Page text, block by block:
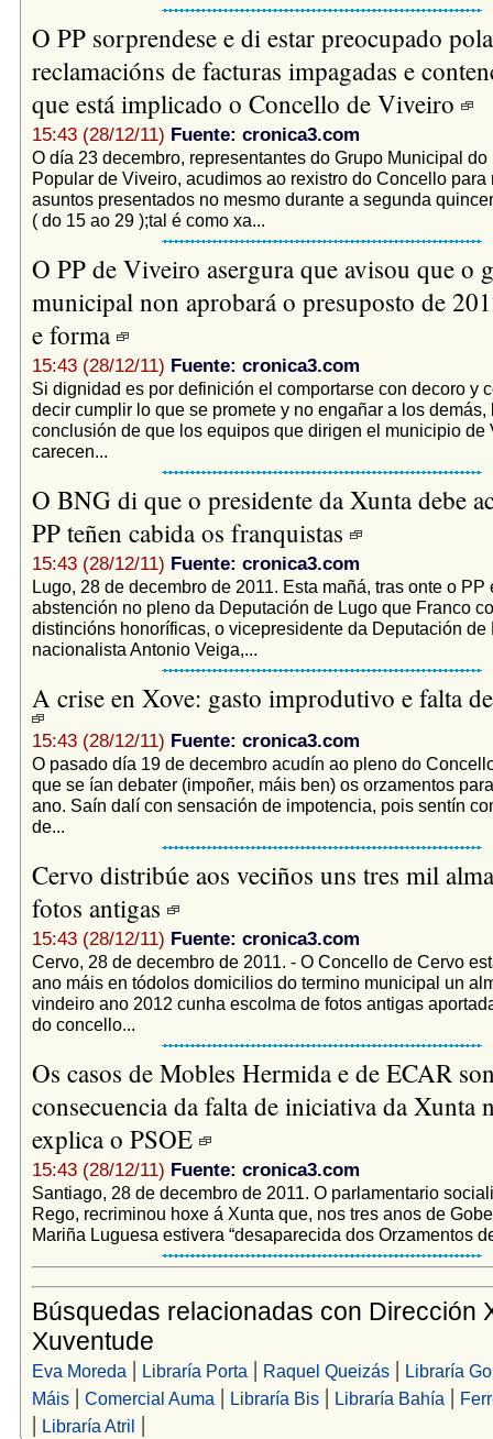
O PP sorprendese e di estar preocupado
reclamacións de facturas impagadas e
que está implicado o Concello de Viveiro
15:43 (28/12/11) Fuente: cronica3.com
O día 23 decembro, representantes do Grupo Municipal do
Popular de Viveiro, acudimos ao rexistro do Concello para
asuntos presentados no mesmo durante a segunda
( do 15 ao 29 );tal é como xa...
O PP de Viveiro asergura que avisou que o
municipal non aprobará o presuposto de
e forma
15:43 (28/12/11) Fuente: cronica3.com
Si dignidad es por definición el comportarse con decoro y
decir cumplir lo que se promete y no engañar a los demás,
conclusión de que los equipos que dirigen el municipio de
carecen...
O BNG di que o presidente da Xunta debe
PP teñen cabida os franquistas
15:43 (28/12/11) Fuente: cronica3.com
Lugo, 28 de decembro de 2011. Esta mañá, tras onte o PP
abstención no pleno da Deputación de Lugo que Franco
distincións honoríficas, o vicepresidente da Deputación de
nacionalista Antonio Veiga,...
A crise en Xove: gasto improdutivo e falta
15:43 (28/12/11) Fuente: cronica3.com
O pasado día 19 de decembro acudín ao pleno do
que se ían debater (impoñer, máis ben) os orzamentos
ano. Saín dalí con sensación de impotencia, pois sentín
de...
Cervo distribúe aos veciños uns tres mil
fotos antigas
15:43 (28/12/11) Fuente: cronica3.com
Cervo, 28 de decembro de 2011. - O Concello de Cervo
ano máis en tódolos domicilios do termino municipal un
vindeiro ano 2012 cunha escolma de fotos antigas
do concello...
Os casos de Mobles Hermida e de ECAR
consecuencia da falta de iniciativa da Xunta
explica o PSOE
15:43 (28/12/11) Fuente: cronica3.com
Santiago, 28 de decembro de 2011. O parlamentario
Rego, recriminou hoxe á Xunta que, nos tres anos de
Mariña Luguesa estivera “desaparecida dos Orzamentos
Búsquedas relacionadas con Dirección
Xuventude
Eva Moreda | Libraría Porta | Raquel Queizás| Libraría
Máis| Comercial Auma | Libraría Bis| Libraría Bahía |
| Libraría Atril |